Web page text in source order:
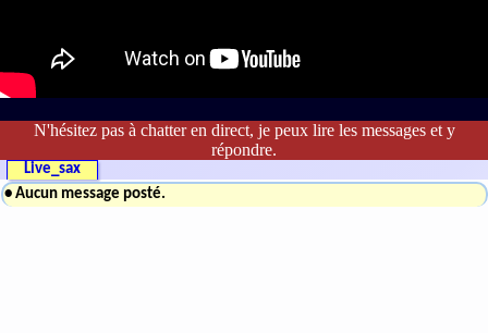
N'hésitez pas à chatter en direct, je peux lire les messages et y
répondre.